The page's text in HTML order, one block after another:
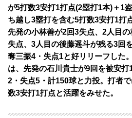
が5打数3安打1打点(2塁打1本)＋1
ち越し3塁打を含む5打数3安打1打
先発の小林善が2回3失点、2人目
失点、3人目の後藤遥斗が残る3回
奪三振4・失点1と好リリーフした
は、先発の石川貴士が9回を被安
2・失点5・計150球と力投。打者
数3安打1打点と活躍をみせた。